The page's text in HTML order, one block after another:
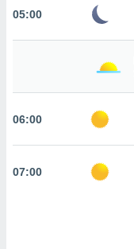
la
en
05:00
06:00
07:00